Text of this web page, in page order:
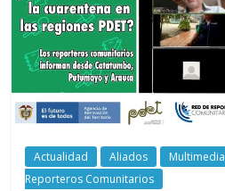
Actualidad Aliados Multimedia
Reporteros Comunitarios